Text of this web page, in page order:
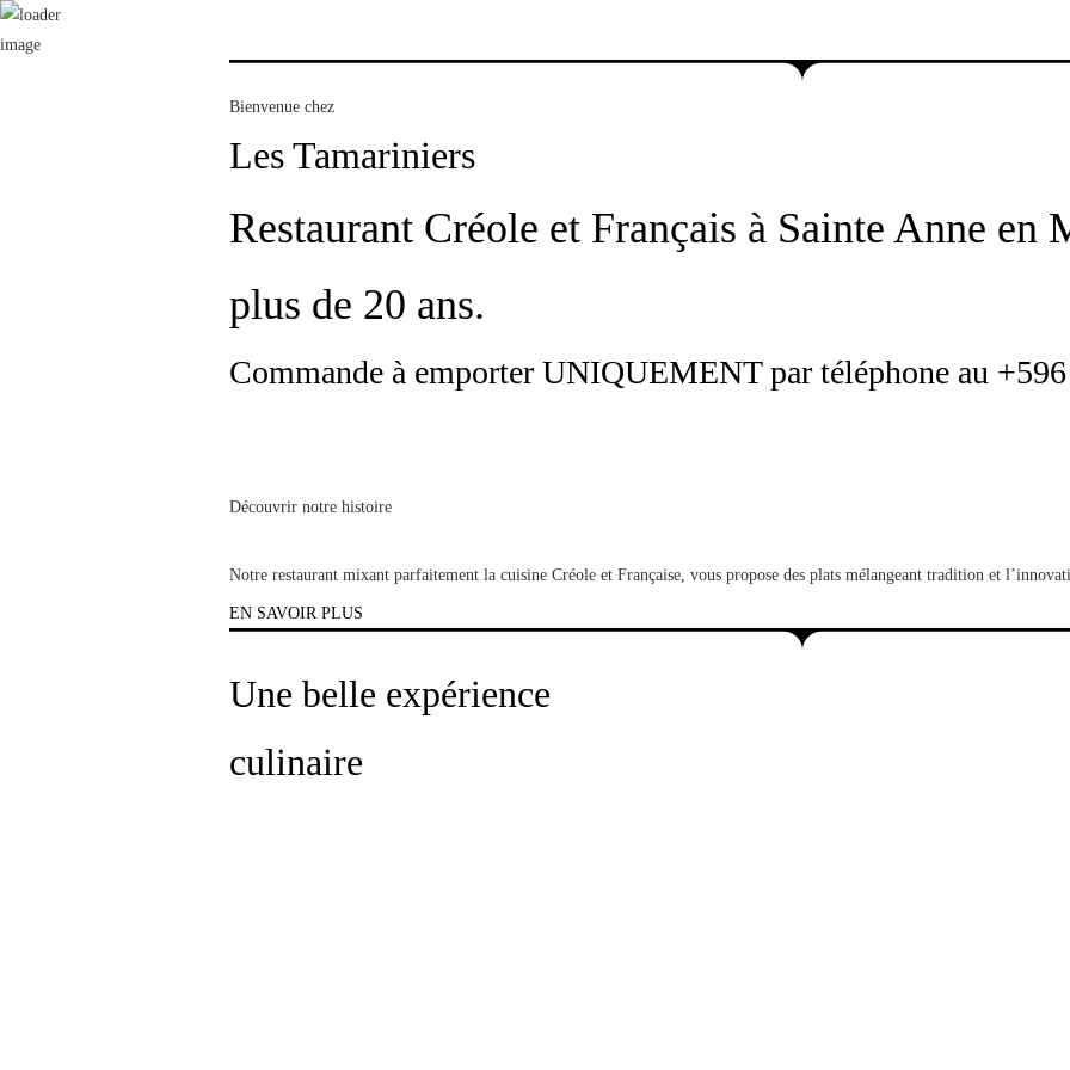
30 Rue Abbe Saffache, Sainte- Anne 97227 Martinique
+596 596 76 75 62
Bienvenue chez
Les Tamariniers
Restaurant Créole et Français à Sainte Anne en
plus de 20 ans.
Commande à emporter UNIQUEMENT par téléphone au
Découvrir notre histoire
Notre restaurant mixant parfaitement la cuisine Créole et Française, vous propose des plats mélangeant tradition et
EN SAVOIR PLUS
Une belle expérience
culinaire